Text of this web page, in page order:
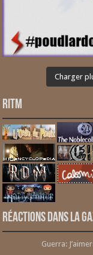
Charger
RITM
Réactions dans la
Guerra: